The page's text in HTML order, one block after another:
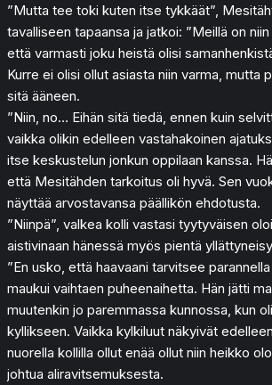
”Mutta tee toki kuten itse tykkäät”,
tavalliseen tapaansa ja jatkoi: ”Meillä on
että varmasti joku heistä olisi
Kurre ei olisi ollut asiasta niin varma, mutta
sitä ääneen.
”Niin, no… Eihän sitä tiedä, ennen kuin
vaikka olikin edelleen vastahakoinen
itse keskustelun jonkun oppilaan kanssa.
että Mesitähden tarkoitus oli hyvä. Sen
näyttää arvostavansa päällikön ehdotusta.
”Niinpä”, valkea kolli vastasi tyytyväisen
aistivinaan hänessä myös pientä
”En usko, että haavaani tarvitsee
maukui vaihtaen puheenaihetta. Hän jätti
muutenkin jo paremmassa kunnossa, kun
kyllikseen. Vaikka kylkiluut näkyivät
nuorella kollilla ollut enää ollut niin heikko
johtua aliravitsemuksesta.